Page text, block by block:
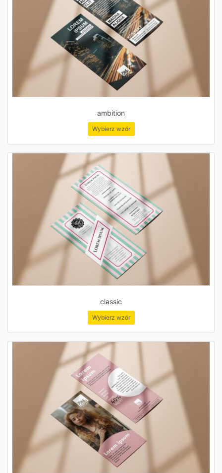
ambition
Wybierz wzór
classic
Wybierz wzór